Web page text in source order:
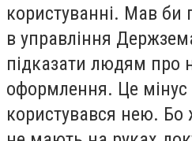
користуванні. Мав би
в управління
підказати людям про
оформлення. Це мінус
користувався нею.